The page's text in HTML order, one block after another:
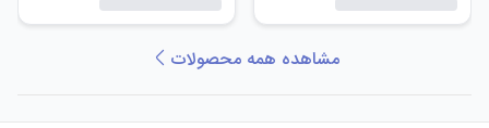
مشاهده همه محصولات